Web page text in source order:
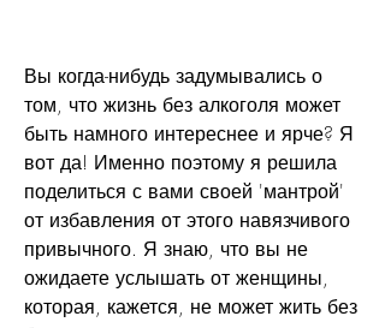
Вы когда-нибудь задумывались о
том, что жизнь без алкоголя может
быть намного интереснее и ярче? Я
вот да! Именно поэтому я решила
поделиться с вами своей 'мантрой'
от избавления от этого навязчивого
привычного. Я знаю, что вы не
ожидаете услышать от женщины,
которая, кажется, не может жить без